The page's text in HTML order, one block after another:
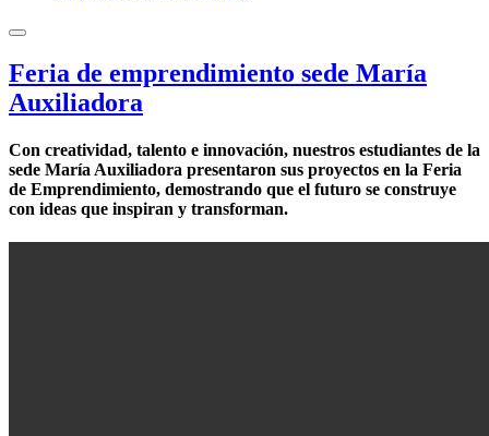
Feria de emprendimiento sede María
Auxiliadora
Con creatividad, talento e innovación, nuestros estudiantes de la
sede María Auxiliadora presentaron sus proyectos en la Feria
de Emprendimiento, demostrando que el futuro se construye
con ideas que inspiran y transforman.